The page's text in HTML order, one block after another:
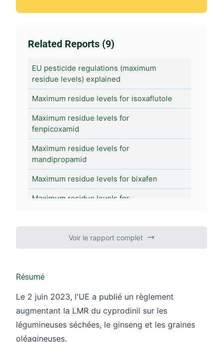
Voir le rapport complet
Résumé
Le 2 juin 2023, l'UE a publié un règlement
augmentant la LMR du cyprodinil sur les
légumineuses séchées, le ginseng et les graines
oléagineuses.
Related Reports (9)
EU pesticide regulations (maximum
residue levels) explained
Maximum residue levels for isoxaflutole
Maximum residue levels for
fenpicoxamid
Maximum residue levels for
mandipropamid
Maximum residue levels for bixafen
Maximum residue levels for
Maximum residue levels for flutianil
Maximum residue levels for fenhexamid